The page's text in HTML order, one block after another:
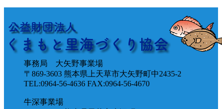
事務局 大矢野事業場
〒869-3603 熊本県上天草市大矢野町中2435-2
TEL:0964-56-4636 FAX:0964-56-4670
牛深事業場